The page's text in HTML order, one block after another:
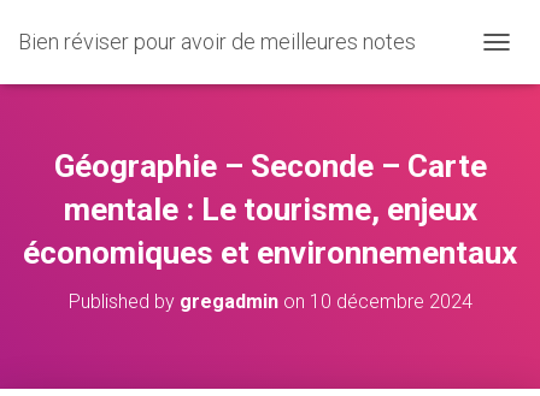
Bien réviser pour avoir de meilleures notes
U
E
R
Géographie – Seconde – Carte
mentale : Le tourisme, enjeux
économiques et environnementaux
Published by gregadminon 10 décembre 2024